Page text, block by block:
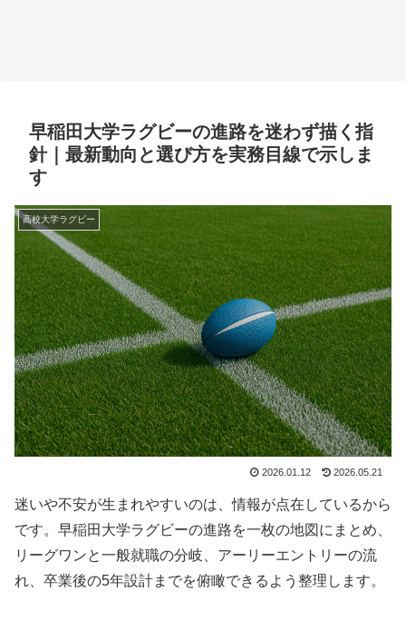
早稲田大学ラグビーの進路を迷わず描く指
針｜最新動向と選び方を実務目線で示しま
す
高校大学ラグビー
2026.01.12 2026.05.21
迷いや不安が生まれやすいのは、情報が点在しているから
です。早稲田大学ラグビーの進路を一枚の地図にまとめ、
リーグワンと一般就職の分岐、アーリーエントリーの流
れ、卒業後の5年設計までを俯瞰できるよう整理します。